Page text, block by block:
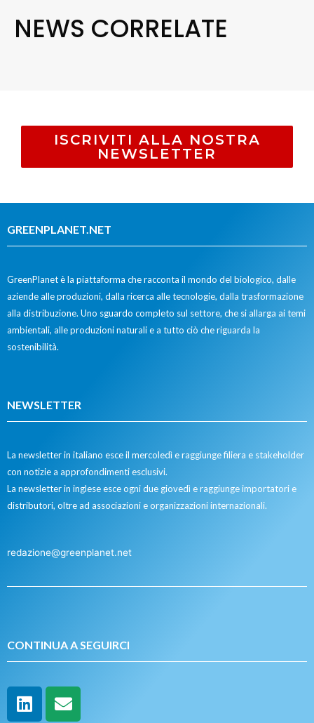
NEWS CORRELATE
ISCRIVITI ALLA NOSTRA
NEWSLETTER
GREENPLANET.NET
GreenPlanet è la piattaforma che racconta il mondo del biologico, dalle
aziende alle produzioni, dalla ricerca alle tecnologie, dalla trasformazione
alla distribuzione. Uno sguardo completo sul settore, che si allarga ai temi
ambientali, alle produzioni naturali e a tutto ciò che riguarda la
sostenibilità.
NEWSLETTER
La newsletter in italiano esce il mercoledì e raggiunge filiera e stakeholder
con notizie a approfondimenti esclusivi.
La newsletter in inglese esce ogni due giovedì e raggiunge importatori e
distributori, oltre ad associazioni e organizzazioni internazionali.
redazione@greenplanet.net
CONTINUA A SEGUIRCI